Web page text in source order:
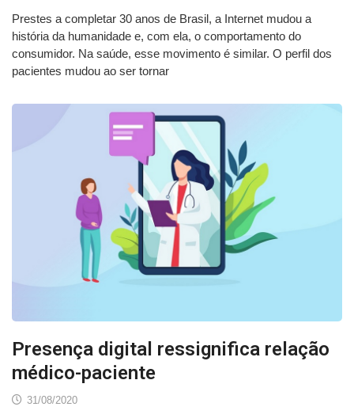
Prestes a completar 30 anos de Brasil, a Internet mudou a
história da humanidade e, com ela, o comportamento do
consumidor. Na saúde, esse movimento é similar. O perfil dos
pacientes mudou ao ser tornar
Presença digital ressignifica relação
médico-paciente
31/08/2020